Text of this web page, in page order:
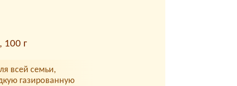
100 г
всей семьи,
газированную